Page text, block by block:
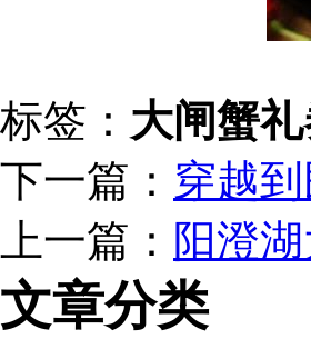
标签： 大闸蟹
下一篇： 穿越
上一篇： 阳澄
文章分类